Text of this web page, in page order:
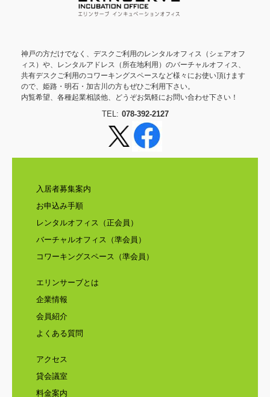
神戸の方だけでなく、デスクご利用のレンタルオフィス（シェアオフ
ィス）や、レンタルアドレス（所在地利用）のバーチャルオフィス、
共有デスクご利用のコワーキングスペースなど様々にお使い頂けます
ので、姫路・明石・加古川の方もぜひご利用下さい。
内覧希望、各種起業相談他、どうぞお気軽にお問い合わせ下さい！
TEL: 078-392-2127
入居者募集案内
お申込み手順
レンタルオフィス（正会員）
バーチャルオフィス（準会員）
コワーキングスペース（準会員）
エリンサーブとは
企業情報
会員紹介
よくある質問
アクセス
貸会議室
料金案内